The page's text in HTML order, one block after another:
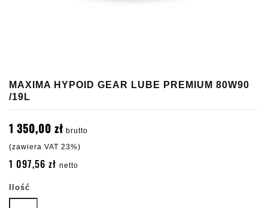
MAXIMA HYPOID GEAR LUBE PREMIUM 80W90
/19L
1 350,00 zł brutto
(zawiera VAT 23%)
1 097,56 zł netto
Ilość